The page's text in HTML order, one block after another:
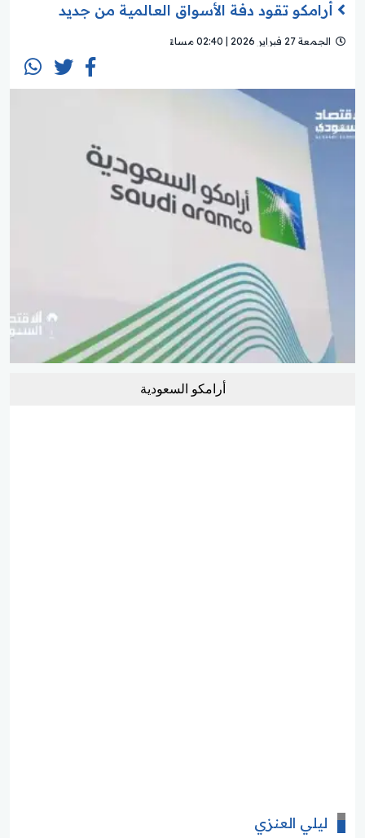
أرامكو تقود دفة الأسواق العالمية من جديد
الجمعة 27 فبراير 2026 | 02:40 مساءً
أرامكو السعودية
ليلي العنزي